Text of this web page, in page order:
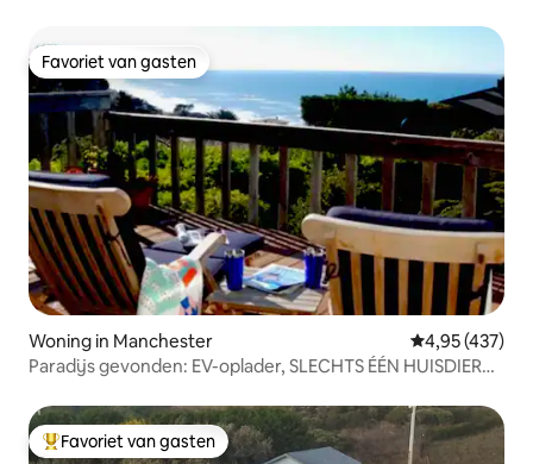
Favoriet van gasten
Favoriet van gasten
Woning in Manchester Gemiddelde
4,95 (437)
Paradijs gevonden: EV-oplader, SLECHTS ÉÉN HUISDIER
Topfavoriet van gasten
Favoriet van gasten